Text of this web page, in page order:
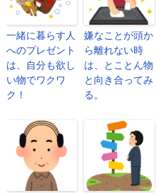
一緒に暮らす人
へのプレゼント
は、自分も欲し
い物でワクワ
ク！
嫌なことが頭か
ら離れない時
は、とことん物
と向き合ってみ
る。